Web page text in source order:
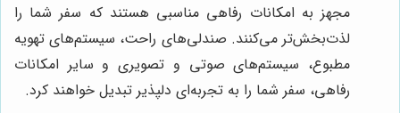
مجهز به امکانات رفاهی مناسبی هستند که سفر شما را
لذت‌بخش‌تر می‌کنند. صندلی‌های راحت، سیستم‌های تهویه
مطبوع، سیستم‌های صوتی و تصویری و سایر امکانات
رفاهی، سفر شما را به تجربه‌ای دلپذیر تبدیل خواهند کرد.